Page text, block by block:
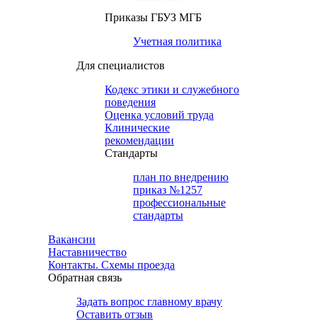
Приказы ГБУЗ МГБ
Учетная политика
Для специалистов
Кодекс этики и служебного
поведения
Оценка условий труда
Клинические
рекомендации
Cтандарты
план по внедрению
приказ №1257
профессиональные
стандарты
Вакансии
Наставничество
Контакты. Схемы проезда
Обратная связь
Задать вопрос главному врачу
Оставить отзыв